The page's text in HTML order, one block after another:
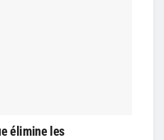
élimine les